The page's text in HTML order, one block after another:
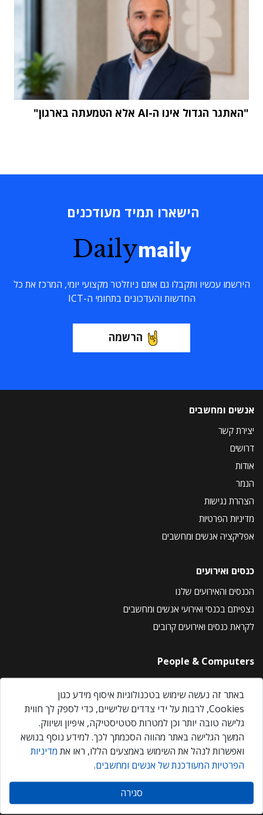
"האתגר הגדול אינו ה-AI אלא הטמעתה בארגון"
הישארו תמיד מעודכנים
Dailymaily
הירשמו עכשיו ותקבלו גם אתם ניוזלטר מקצועי יומי, המרכז את כל
החדשות והעדכונים בתחומי ה-ICT
הרשמה
אנשים ומחשבים
יצירת קשר
דרושים
אודות
הנמר
הצהרת נגישות
מדיניות הפרטיות
אפליקציה אנשים ומחשבים
כנסים ואירועים
הכנסים והאירועים שלנו
נצפיתם בכנסי ואירועי אנשים ומחשבים
לקראת כנסים ואירועים קרובים
People & Computers
About Us
Privacy Policy
Contact Us
Our Events
אנשים ומחשבים © 2026 – כל הזכויות שמורות
באתר זה נעשה שימוש בטכנולוגיות איסוף מידע כגון
Cookies, לרבות על ידי צדדים שלישיים, כדי לספק לך חווית
גלישה טובה יותר וכן למטרות סטטיסטיקה, איפיון ושיווק.
המשך הגלישה באתר מהווה הסכמתך לכך. למידע נוסף בנושא
ואפשרות לנהל את השימוש באמצעים הללו, ראו את מדיניות
הפרטיות המעודכנת של אנשים ומחשבים.
סגירה